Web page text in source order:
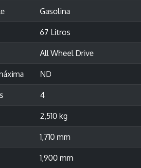
Gasolina
67 Litros
All Wheel Drive
ND
4
2,510 kg
1,710 mm
1,900 mm